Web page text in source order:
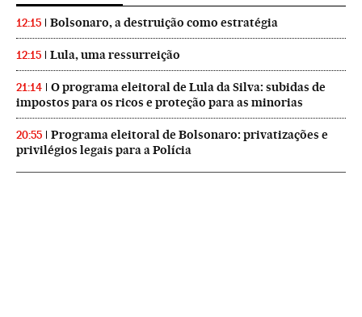
12:15 Bolsonaro, a destruição como estratégia
12:15 Lula, uma ressurreição
21:14
O programa eleitoral de Lula da Silva: subidas de
impostos para os ricos e proteção para as minorias
20:55
Programa eleitoral de Bolsonaro: privatizações e
privilégios legais para a Polícia